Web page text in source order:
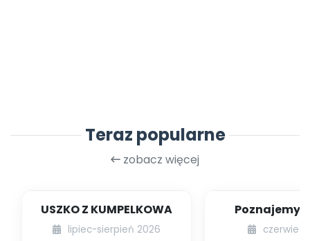
Teraz popularne
zobacz więcej
USZKO Z KUMPELKOWA
lipiec-sierpień 2026
Poznajemy
czerwiec